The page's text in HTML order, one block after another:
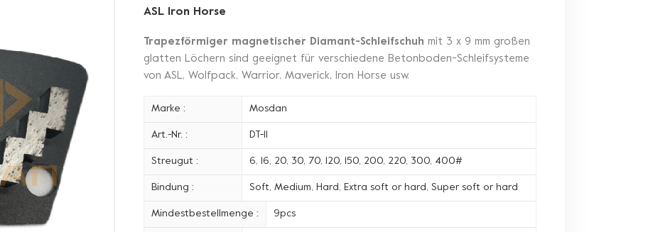
ASL Iron Horse
Trapezförmiger magnetischer Diamant-Schleifschuhmit 3 x 9 mm großen
glatten Löchern sind geeignet für verschiedene Betonboden-Schleifsysteme
von ASL, Wolfpack, Warrior, Maverick, Iron Horse usw.
Marke : Mosdan
Art.-Nr. : DT-11
Streugut : 6, 16, 20, 30, 70, 120, 150, 200, 220, 300, 400#
Bindung : Soft, Medium, Hard, Extra soft or hard, Super soft or hard
Mindestbestellmenge : 9pcs